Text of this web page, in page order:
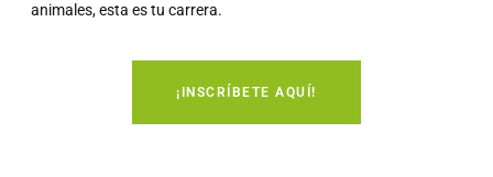
animales, esta es tu carrera.
¡INSCRÍBETE AQUÍ!